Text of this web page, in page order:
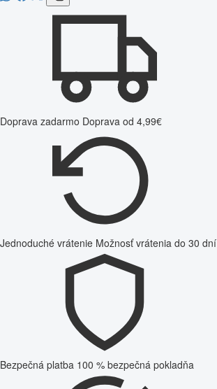
Doprava zadarmo Doprava od 4,99€
Jednoduché vrátenie Možnosť vrátenia do 30 dní
Bezpečná platba 100 % bezpečná pokladňa